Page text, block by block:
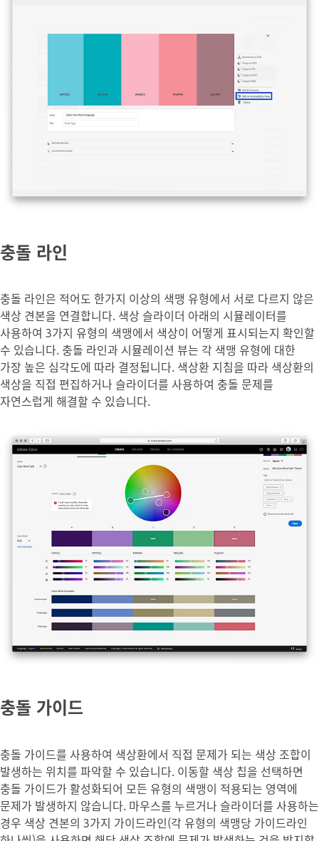
충돌 라인
충돌 라인은 적어도 한가지 이상의 색맹 유형에서 서로 다르지 않은
색상 견본을 연결합니다. 색상 슬라이더 아래의 시뮬레이터를
사용하여 3가지 유형의 색맹에서 색상이 어떻게 표시되는지 확인할
수 있습니다. 충돌 라인과 시뮬레이션 뷰는 각 색맹 유형에 대한
가장 높은 심각도에 따라 결정됩니다. 색상환 지침을 따라 색상환의
색상을 직접 편집하거나 슬라이더를 사용하여 충돌 문제를
자연스럽게 해결할 수 있습니다.
충돌 가이드
충돌 가이드를 사용하여 색상환에서 직접 문제가 되는 색상 조합이
발생하는 위치를 파악할 수 있습니다. 이동할 색상 칩을 선택하면
충돌 가이드가 활성화되어 모든 유형의 색맹이 적용되는 영역에
문제가 발생하지 않습니다. 마우스를 누르거나 슬라이더를 사용하는
경우 색상 견본의 3가지 가이드라인(각 유형의 색맹당 가이드라인